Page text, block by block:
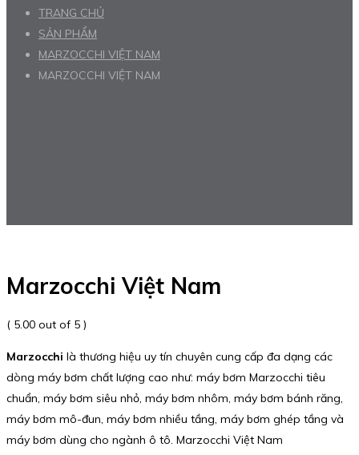
TRANG CHỦ
SẢN PHẨM
MARZOCCHI VIỆT NAM
MARZOCCHI VIỆT NAM
Marzocchi Việt Nam
( 5.00 out of 5 )
Marzocchi là thương hiệu uy tín chuyên cung cấp đa dạng các
dòng máy bơm chất lượng cao như: máy bơm Marzocchi tiêu
chuẩn, máy bơm siêu nhỏ, máy bơm nhôm, máy bơm bánh răng,
máy bơm mô-đun, máy bơm nhiều tầng, máy bơm ghép tầng và
máy bơm dùng cho ngành ô tô. Marzocchi Việt Nam